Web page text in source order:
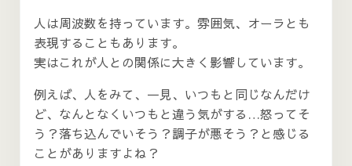
人は周波数を持っています。雰囲気、オーラとも
表現することもあります。
実はこれが人との関係に大きく影響しています。
例えば、人をみて、一見、いつもと同じなんだけ
ど、なんとなくいつもと違う気がする…怒ってそ
う？落ち込んでいそう？調子が悪そう？と感じる
ことがありますよね？